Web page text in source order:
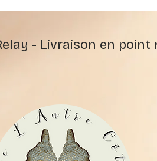
- Livraison en point